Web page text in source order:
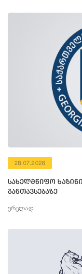
28.07.2026
სახელმწიფო
განთავსებაზე
ვრცლად